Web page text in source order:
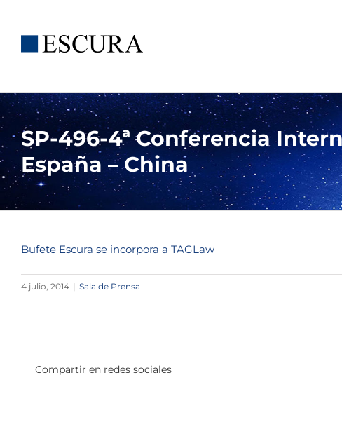
contenido
SP-496-4ª Conferencia
España – China
Bufete Escura se incorpora a TAGLaw
4 julio, 2014 | Sala de Prensa
Compartir en redes sociales